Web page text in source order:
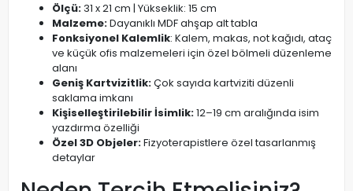
Ölçü:31 x 21 cm | Yükseklik: 15 cm
Malzeme:Dayanıklı MDF ahşap alt tabla
Fonksiyonel Kalemlik: Kalem, makas, not kağıdı, ataç
ve küçük ofis malzemeleri için özel bölmeli düzenleme
alanı
Geniş Kartvizitlik:Çok sayıda kartviziti düzenli
saklama imkanı
Kişiselleştirilebilir İsimlik:12–19 cm aralığında isim
yazdırma özelliği
Özel 3D Objeler:Fizyoterapistlere özel tasarlanmış
detaylar